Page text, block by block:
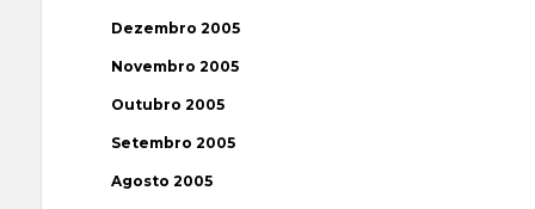
Dezembro 2005
Novembro 2005
Outubro 2005
Setembro 2005
Agosto 2005